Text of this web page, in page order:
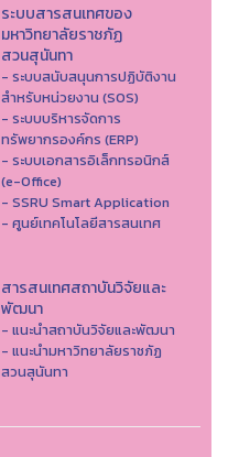
ระบบสารสนเทศของ
มหาวิทยาลัยราชภัฏ
สวนสุนันทา
- ระบบสนับสนุนการปฏิบัติงาน
สำหรับหน่วยงาน (SOS)
- ระบบบริหารจัดการ
ทรัพยากรองค์กร (ERP)
- ระบบเอกสารอิเล็กทรอนิกส์
(e-Office)
- SSRU Smart Application
- ศูนย์เทคโนโลยีสารสนเทศ
สารสนเทศสถาบันวิจัยและ
พัฒนา
- แนะนำสถาบันวิจัยและพัฒนา
- แนะนำมหาวิทยาลัยราชภัฏ
สวนสุนันทา